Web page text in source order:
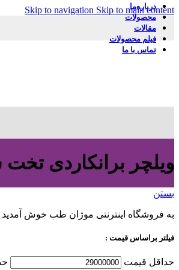
Skip to navigation Skip to main content
درباره‌ما
محصولات
مقالات
فیلم محصولات
تماس با ما
ویلچر برانکاردی
بستن
به فروشگاه اینترنتی موژان طب خوش آمدید
فیلتر براساس قیمت :
حداقل قیمت